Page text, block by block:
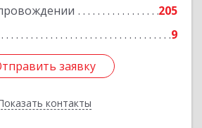
205
9
заявку
контакты
заявку
Назад